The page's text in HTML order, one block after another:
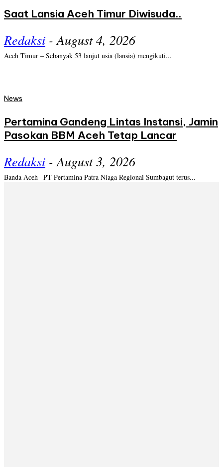
Saat Lansia Aceh Timur Diwisuda..
Redaksi - August 4, 2026
Aceh Timur – Sebanyak 53 lanjut usia (lansia) mengikuti...
News
Pertamina Gandeng Lintas Instansi, Jamin
Pasokan BBM Aceh Tetap Lancar
Redaksi - August 3, 2026
Banda Aceh– PT Pertamina Patra Niaga Regional Sumbagut terus...